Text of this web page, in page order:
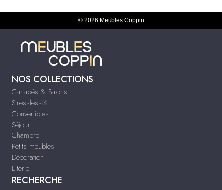
© 2026 Meubles Coppin
NOS COLLECTIONS
Canapés & Salons
Stressless®
Convertibles
Séjour
Chambre
Petits meubles
Décoration
Literie
RECHERCHE